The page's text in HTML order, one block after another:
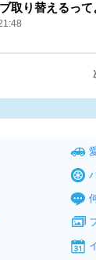
取り替えるって